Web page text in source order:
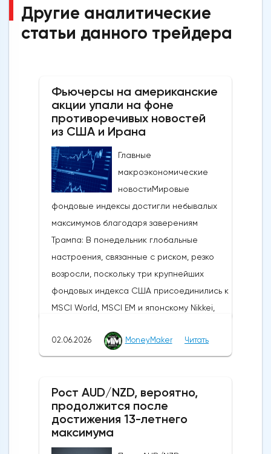
Другие аналитические
статьи данного трейдера
Фьючерсы на американские
акции упали на фоне
противоречивых новостей
из США и Ирана
Главные
макроэкономические
новостиМировые
фондовые индексы достигли небывалых
максимумов благодаря заверениям
Трампа: В понедельник глобальные
настроения, связанные с риском, резко
возросли, поскольку три крупнейших
фондовых индекса США присоединились к
MSCI World, MSCI EM и японскому Nikkei,
Широкое продвижение вперед
последовало за заявлениями президента
то, что, несмотря на новые военные
обмены в выходные, Вашингтон и Тегеран
по-прежнему ведут активные
02.06.2026 MoneyMaker Читать
Рост AUD/NZD, вероятно,
продолжится после
достижения 13-летнего
максимума